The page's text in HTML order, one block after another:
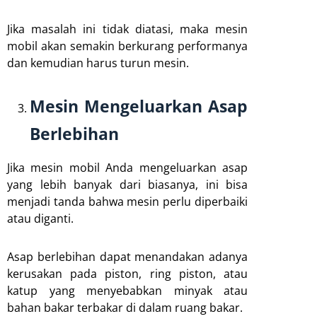
Jika masalah ini tidak diatasi, maka mesin
mobil akan semakin berkurang performanya
dan kemudian harus turun mesin.
Mesin Mengeluarkan Asap
Berlebihan
Jika mesin mobil Anda mengeluarkan asap
yang lebih banyak dari biasanya, ini bisa
menjadi tanda bahwa mesin perlu diperbaiki
atau diganti.
Asap berlebihan dapat menandakan adanya
kerusakan pada piston, ring piston, atau
katup yang menyebabkan minyak atau
bahan bakar terbakar di dalam ruang bakar.